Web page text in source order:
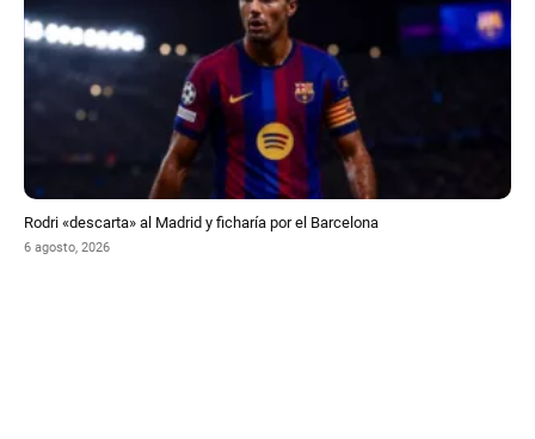
Rodri «descarta» al Madrid y ficharía por el Barcelona
6 agosto, 2026